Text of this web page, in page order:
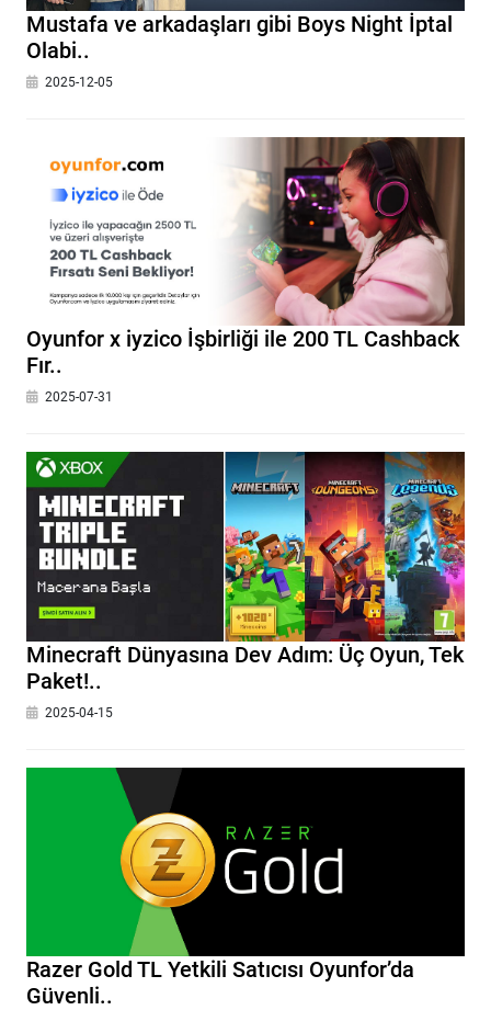
Mustafa ve arkadaşları gibi Boys Night İptal
Olabi..
2025-12-05
Oyunfor x iyzico İşbirliği ile 200 TL Cashback
Fır..
2025-07-31
Minecraft Dünyasına Dev Adım: Üç Oyun, Tek
Paket!..
2025-04-15
Razer Gold TL Yetkili Satıcısı Oyunfor’da
Güvenli..